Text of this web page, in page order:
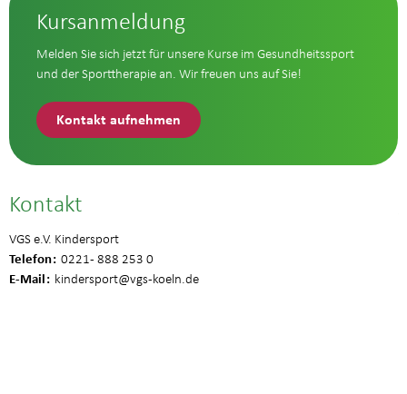
Kursanmeldung
Melden Sie sich jetzt für unsere Kurse im Gesundheitssport
und der Sporttherapie an. Wir freuen uns auf Sie!
Kontakt aufnehmen
Kontakt
VGS e.V. Kindersport
Telefon 0221 - 888 253 0
E-Mail kindersport@vgs-koeln.de